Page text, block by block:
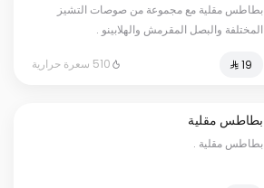
بطاطس مقلية مع مجموعة من صوصات التشيز
المختلفة والبصل المقرمش والهلابينو .
510 سعرة حرارية
بطاطس مقلية
بطاطس مقلية .